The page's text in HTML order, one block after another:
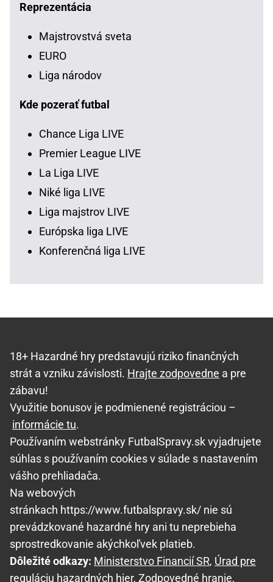
Reprezentácia
Majstrovstvá sveta
EURO
Liga národov
Kde pozerať futbal
Chance Liga LIVE
Premier League LIVE
La Liga LIVE
Niké liga LIVE
Liga majstrov LIVE
Európska liga LIVE
Konferenčná liga LIVE
18+ Hazardné hry predstavujú riziko finančných
strát a vzniku závislosti. Hrajte zodpovedne a pre
zábavu!
Využitie bonusov je podmienené registráciou –
informácie tu.
Používaním webstránky FutbalSpravy.sk vyjadrujete
súhlas s používaním cookies v súlade s nastavením
vášho prehliadača.
Na webových
stránkach https://www.futbalspravy.sk/ nie sú
prevádzkované hazardné hry ani tu neprebieha
sprostredkovanie akýchkoľvek platieb.
Dôležité odkazy: Ministerstvo Financií SR, Úrad pre
reguláciu hazardných hier, Zodpovedné hranie,